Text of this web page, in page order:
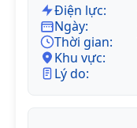
Điện lực:
Ngày:
Thời gian:
Khu vực:
Lý do: